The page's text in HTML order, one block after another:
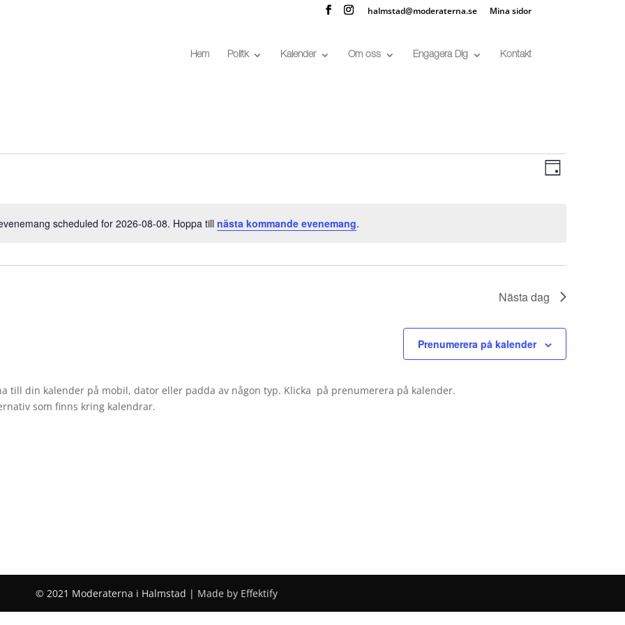
halmstad@moderaterna.se Mina sidor
Hem Politk Kalender Om oss Engagera Dig Kontakt
Notis
scheduled for 2026-08-08. Hoppa till nästa kommande evenemang.
Vy-
Dag
Nästa dag
Prenumerera på kalender
till din kalender på mobil, dator eller padda av någon typ. Klicka på prenumerera på kalender.
som finns kring kalendrar.
© 2021 Moderaterna i Halmstad | Made by Effektify